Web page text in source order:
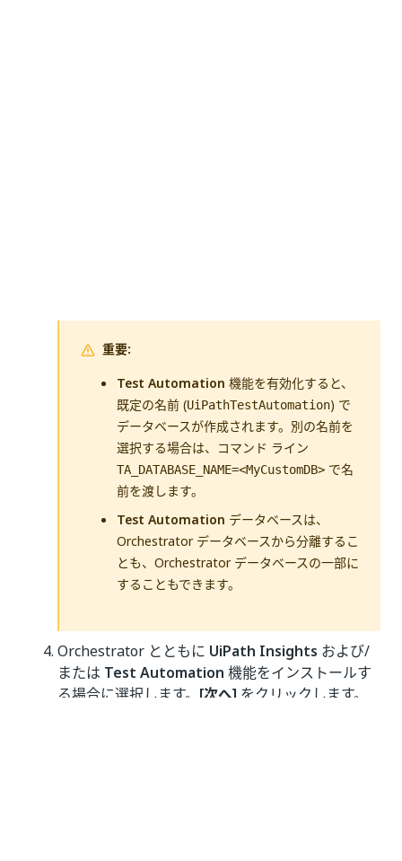
重要:
Test Automation 機能を有効化すると、
既定の名前 (UiPathTestAutomation) で
データベースが作成されます。別の名前を
選択する場合は、コマンド ライン
TA_DATABASE_NAME=<MyCustomDB> で名
前を渡します。
Test Automation データベースは、
Orchestrator データベースから分離するこ
とも、Orchestrator データベースの一部に
することもできます。
Orchestrator とともに UiPath Insights および/
または Test Automation 機能をインストールす
る場合に選択します。 [次へ] をクリックします。